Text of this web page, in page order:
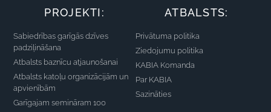
PROJEKTI:
Sabiedrības garīgās dzīves
padziļināšana
Atbalsts baznīcu atjaunošanai
Atbalsts katoļu organizācijām un
apvienībām
Garīgajam semināram 100
ATBALSTS:
Privātuma politika
Ziedojumu politika
KABIA Komanda
Par KABIA
Sazināties